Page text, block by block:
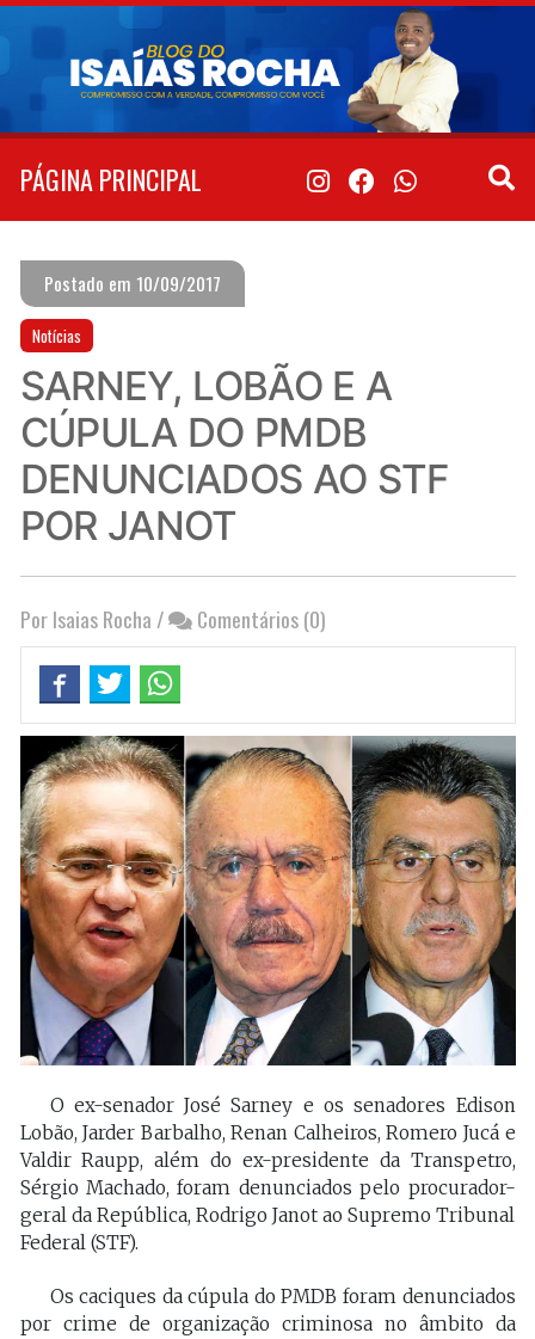
Pular
conteúdo
PÁGINA PRINCIPAL
Postado em 10/09/2017
Notícias
SARNEY, LOBÃO E A
CÚPULA DO PMDB
DENUNCIADOS AO STF
POR JANOT
Por Isaias Rocha / Comentários (0)
O ex-senador José Sarney e os senadores Edison
Lobão, Jarder Barbalho, Renan Calheiros, Romero Jucá e
Valdir Raupp, além do ex-presidente da Transpetro,
Sérgio Machado, foram denunciados pelo procurador-
geral da República, Rodrigo Janot ao Supremo Tribunal
Federal (STF).
Os caciques da cúpula do PMDB foram denunciados
por crime de organização criminosa no âmbito da